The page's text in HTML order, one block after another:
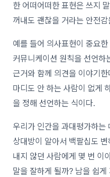
한 어떠어떠한 표현은 쓰지
꺼내도 괜찮을 거라는 안전
예를 들어 의사표현이 중요
커뮤니케이션 원칙을 선언하
근거와 함께 의견을 이야기
마디도 안 하는 사람이 없게
을 정해 선언하는 식이다.
우리가 인간을 과대평가하는
상대방이 알아서 백팔십도
내지 않던 사람에게 몇 번 이
말을 잘하게 될까? 남을 쉽